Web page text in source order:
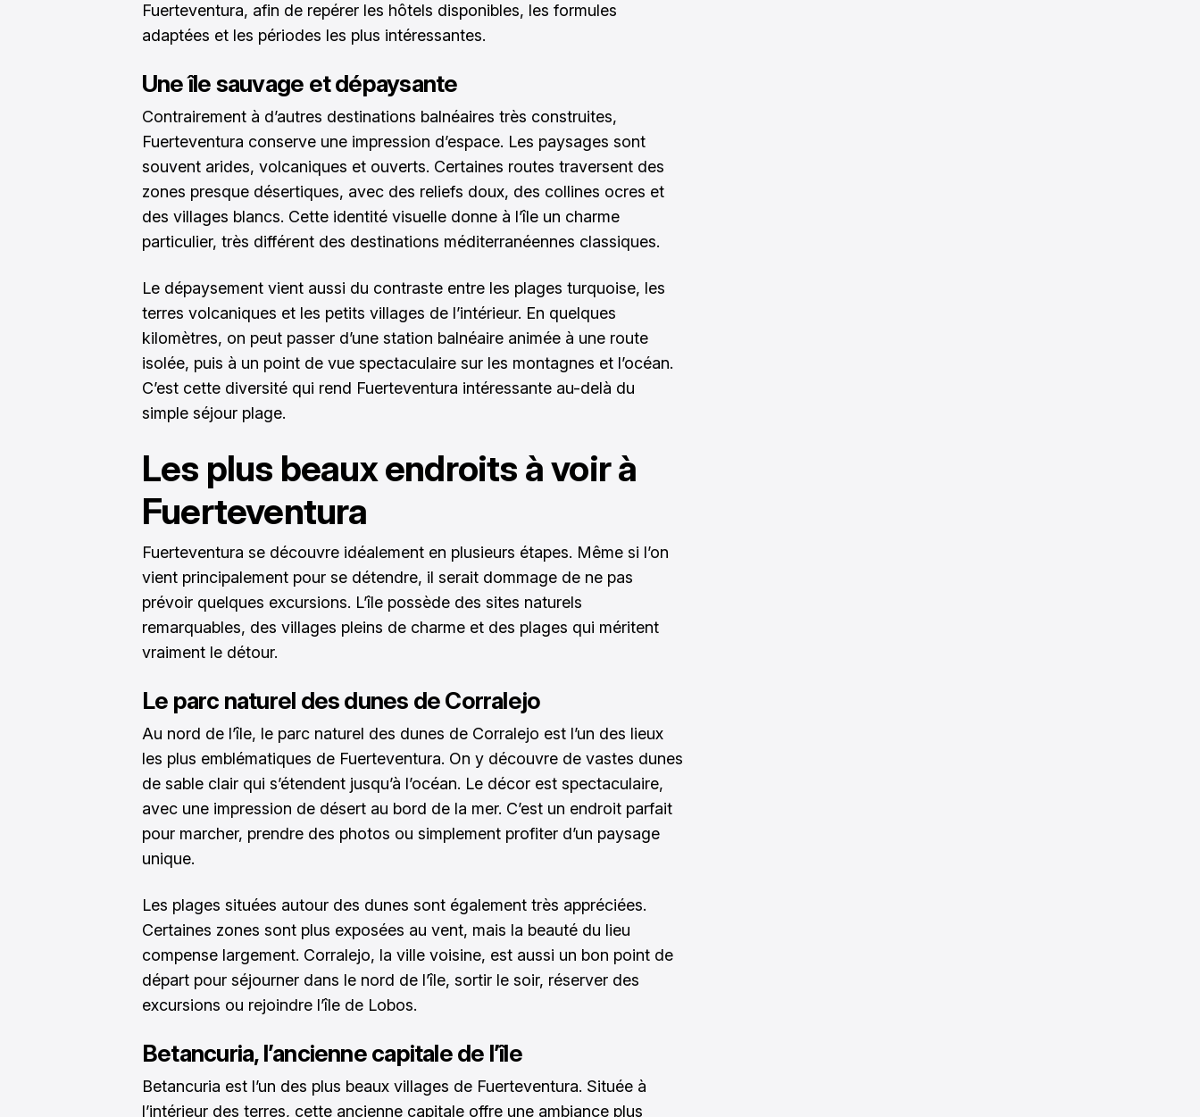
Fuerteventura, afin de repérer les hôtels disponibles, les formules
adaptées et les périodes les plus intéressantes.
Une île sauvage et dépaysante
Contrairement à d’autres destinations balnéaires très construites,
Fuerteventura conserve une impression d’espace. Les paysages sont
souvent arides, volcaniques et ouverts. Certaines routes traversent des
zones presque désertiques, avec des reliefs doux, des collines ocres et
des villages blancs. Cette identité visuelle donne à l’île un charme
particulier, très différent des destinations méditerranéennes classiques.
Le dépaysement vient aussi du contraste entre les plages turquoise, les
terres volcaniques et les petits villages de l’intérieur. En quelques
kilomètres, on peut passer d’une station balnéaire animée à une route
isolée, puis à un point de vue spectaculaire sur les montagnes et l’océan.
C’est cette diversité qui rend Fuerteventura intéressante au-delà du
simple séjour plage.
Les plus beaux endroits à voir à
Fuerteventura
Fuerteventura se découvre idéalement en plusieurs étapes. Même si l’on
vient principalement pour se détendre, il serait dommage de ne pas
prévoir quelques excursions. L’île possède des sites naturels
remarquables, des villages pleins de charme et des plages qui méritent
vraiment le détour.
Le parc naturel des dunes de Corralejo
Au nord de l’île, le parc naturel des dunes de Corralejo est l’un des lieux
les plus emblématiques de Fuerteventura. On y découvre de vastes dunes
de sable clair qui s’étendent jusqu’à l’océan. Le décor est spectaculaire,
avec une impression de désert au bord de la mer. C’est un endroit parfait
pour marcher, prendre des photos ou simplement profiter d’un paysage
unique.
Les plages situées autour des dunes sont également très appréciées.
Certaines zones sont plus exposées au vent, mais la beauté du lieu
compense largement. Corralejo, la ville voisine, est aussi un bon point de
départ pour séjourner dans le nord de l’île, sortir le soir, réserver des
excursions ou rejoindre l’île de Lobos.
Betancuria, l’ancienne capitale de l’île
Betancuria est l’un des plus beaux villages de Fuerteventura. Située à
l’intérieur des terres, cette ancienne capitale offre une ambiance plus